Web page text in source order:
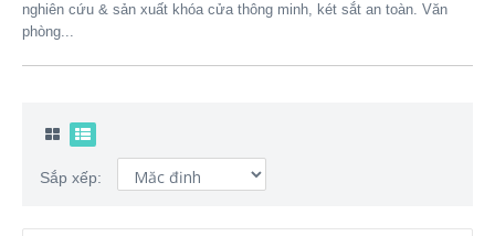
nghiên cứu & sản xuất khóa cửa thông minh, két sắt an toàn. Văn
phòng...
Sắp xếp: